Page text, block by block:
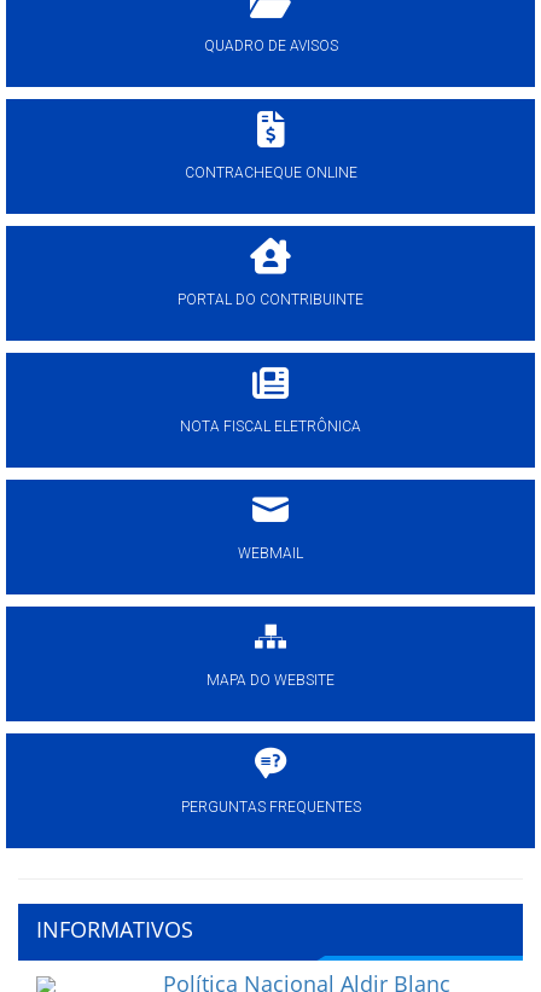
QUADRO DE AVISOS
CONTRACHEQUE ONLINE
PORTAL DO CONTRIBUINTE
NOTA FISCAL ELETRÔNICA
WEBMAIL
MAPA DO WEBSITE
PERGUNTAS FREQUENTES
INFORMATIVOS
Política Nacional Aldir Blanc